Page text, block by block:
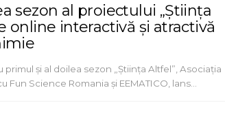
sezon al proiectului „Știința
online interactivă și atractivă
și al doilea sezon „Știința Altfel”, Asociaţia
Science Romania și EEMATICO, lans…